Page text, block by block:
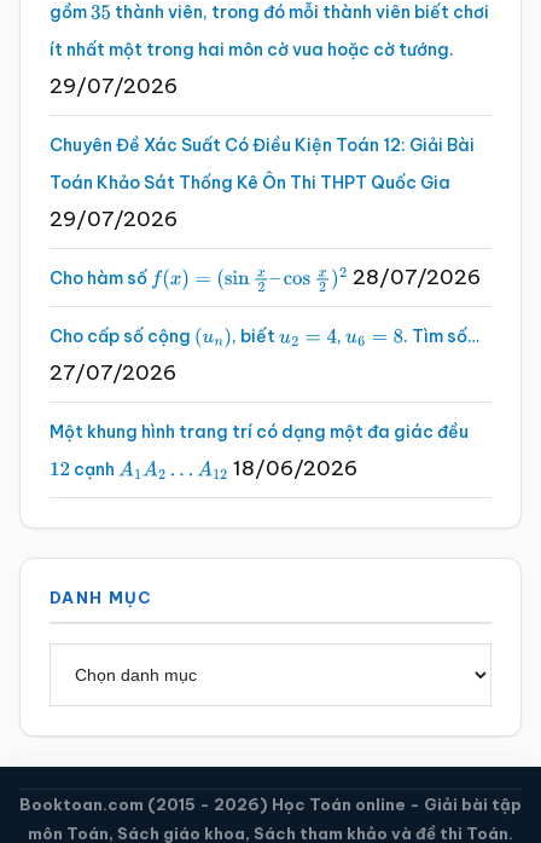
gồm35 thành viên, trong đó mỗi thành viên biết chơi
ít nhất một trong hai môn cờ vua hoặc cờ tướng.
29/07/2026
Chuyên Đề Xác Suất Có Điều Kiện Toán 12: Giải Bài
Toán Khảo Sát Thống Kê Ôn Thi THPT Quốc Gia
29/07/2026
Cho hàm số f(x)=(sinx2 –cosx2 )2 28/07/2026
Cho cấp số cộng (un), biếtu2 =4 , u6 =8 . Tìm số…
27/07/2026
Một khung hình trang trí có dạng một đa giác đều
12 cạnh A1A2…A 12 18/06/2026
DANH MỤC
Booktoan.com (2015 - 2026) Học Toán online - Giải bài tập
môn Toán, Sách giáo khoa, Sách tham khảo và đề thi Toán.